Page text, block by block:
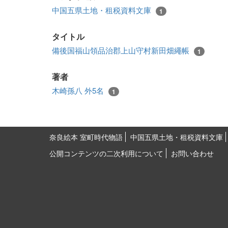
中国五県土地・租税資料文庫 1
タイトル
備後国福山領品治郡上山守村新田畑繩帳 1
著者
木崎孫八 外5名 1
奈良絵本 室町時代物語 中国五県土地・租税資料文庫
公開コンテンツの二次利用について
お問い合わせ